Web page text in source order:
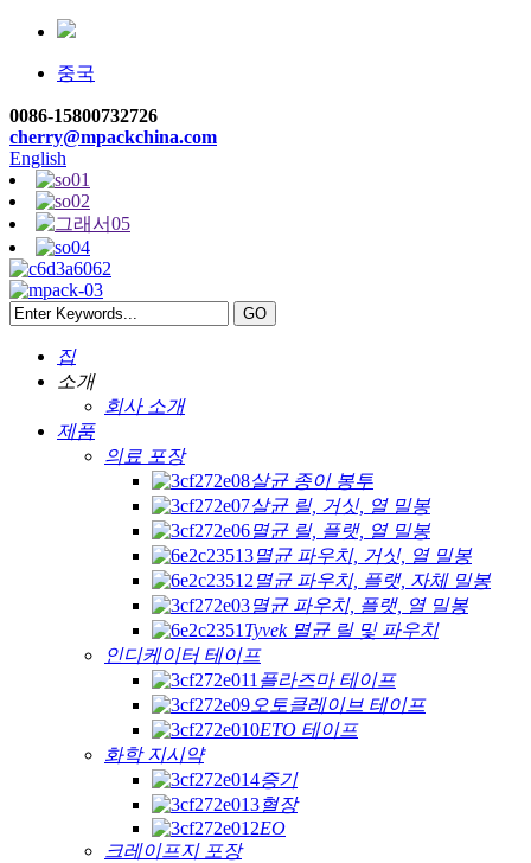
중국
0086-15800732726
cherry@mpackchina.com
English
집
소개
회사 소개
제품
의료 포장
살균 종이 봉투
살균 릴, 거싯, 열 밀봉
멸균 릴, 플랫, 열 밀봉
멸균 파우치, 거싯, 열 밀봉
멸균 파우치, 플랫, 자체 밀봉
멸균 파우치, 플랫, 열 밀봉
Tyvek 멸균 릴 및 파우치
인디케이터 테이프
플라즈마 테이프
오토클레이브 테이프
ETO 테이프
화학 지시약
증기
혈장
EO
크레이프지 포장